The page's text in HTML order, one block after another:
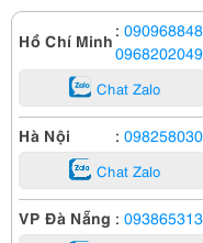
Hồ Chí Minh :
0968202049
Chat Zalo
Hà Nội :
Chat Zalo
VP Đà Nẵng :